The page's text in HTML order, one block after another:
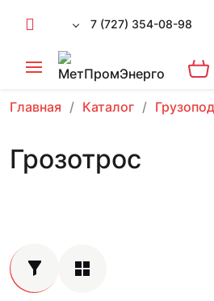
7 (727) 354-08-98
Главная Каталог
Грозотрос